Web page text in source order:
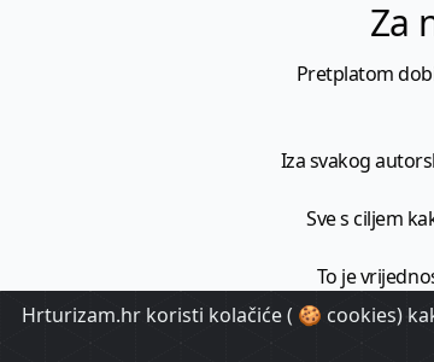
Za
Pretplatom
Iza svakog
Sve s ciljem
To je
Hrturizam.hr koristi kolačiće ( 🍪 cookies)